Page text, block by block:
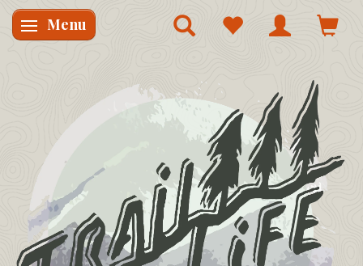
Skifte navigation
Menu